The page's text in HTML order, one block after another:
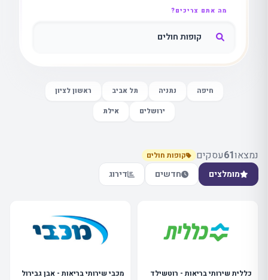
מה אתם צריכים?
חיפה נתניה תל אביב
ראשון לציון
ירושלים
אילת
נמצאו61עסקים קופות חולים
מומלצים חדשים דירוג
כללית שירותי בריאות - רוטשילד מכבי שירותי בריאות - אבן גבירול